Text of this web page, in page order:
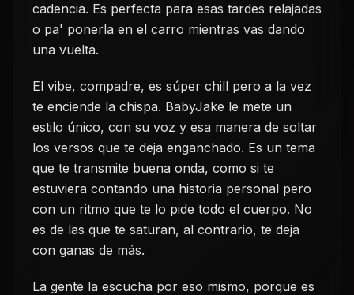
cadencia. Es perfecta para esas tardes relajadas
o pa' ponerla en el carro mientras vas dando
una vuelta.
El vibe, compadre, es súper chill pero a la vez
te enciende la chispa. BabyJake le mete un
estilo único, con su voz y esa manera de soltar
los versos que te deja enganchado. Es un tema
que te transmite buena onda, como si te
estuviera contando una historia personal pero
con un ritmo que te lo pide todo el cuerpo. No
es de las que te saturan, al contrario, te deja
con ganas de más.
La gente la escucha por eso mismo, porque es